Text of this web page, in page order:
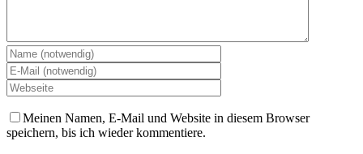
Meinen Namen, E-Mail und Website in diesem Browser
speichern, bis ich wieder kommentiere.